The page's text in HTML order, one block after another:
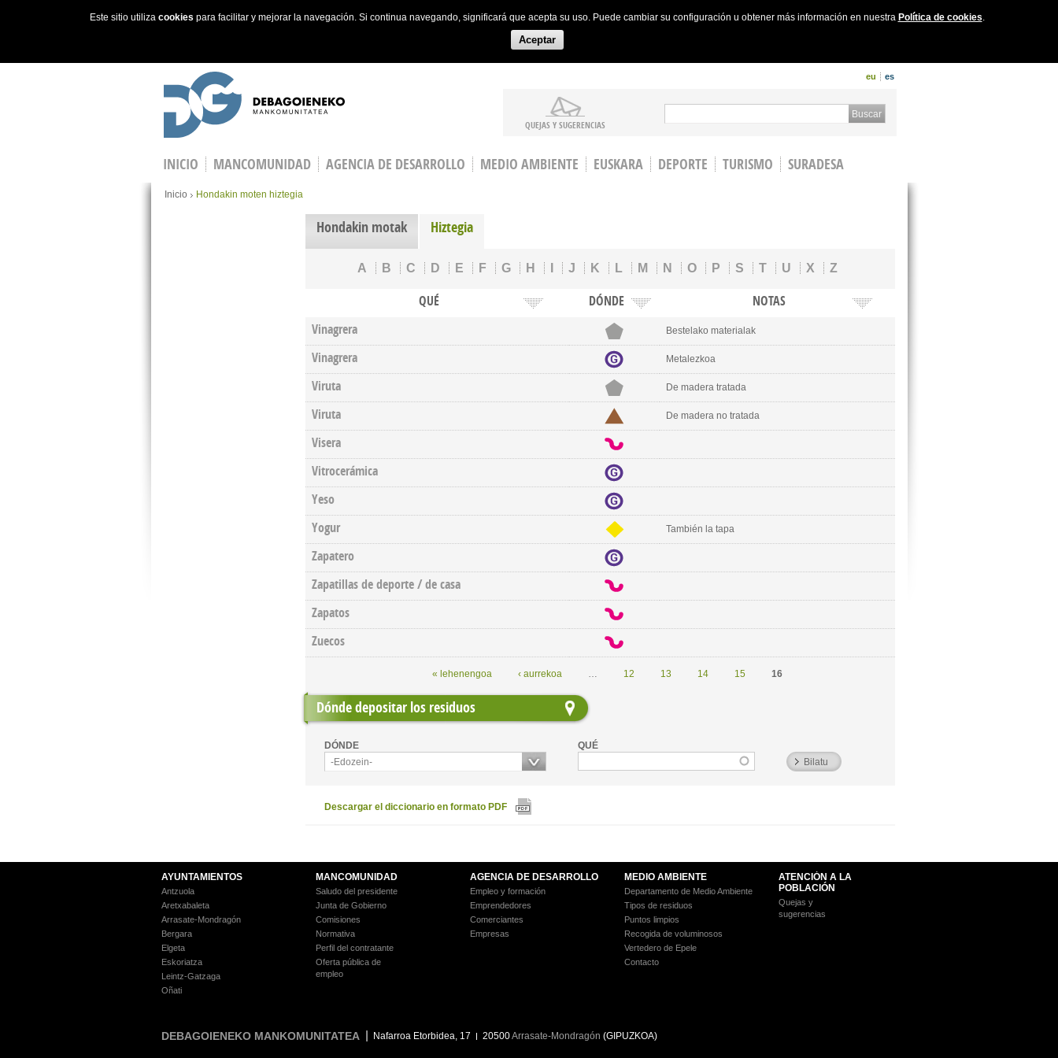
Este sitio utiliza cookies para facilitar y mejorar la navegación. Si continua navegando, significará que acepta su uso. Puede cambiar su configuración u obtener más información en nuestra Política de cookies.
Aceptar
eu es
QUEJAS Y SUGERENCIAS
Search form
INICIO MANCOMUNIDAD AGENCIA DE DESARROLLO MEDIO AMBIENTE EUSKARA DEPORTE TURISMO
SURADESA
You are here
Inicio Hondakin moten hiztegia
Hondakin motak Hiztegia
A B C D E F G H J K L M N O P S T U X Z
QUÉ DÓNDE
NOTAS
Vinagrera
Bestelako materialak
Vinagrera Metalezkoa
Viruta De madera tratada
Viruta De madera no tratada
Visera
Vitrocerámica
Yeso
Yogur
También la tapa
Zapatero
Zapatillas de deporte / de casa
Zapatos
Zuecos
« lehenengoa ‹ aurrekoa … 12 13 14 15 16
Dónde depositar los residuos
DÓNDE
-Edozein-
QUÉ
Descargar el diccionario en formato PDF
AYUNTAMIENTOS
Antzuola
Aretxabaleta
Arrasate-Mondragón
Bergara
Elgeta
Eskoriatza
Leintz-Gatzaga
Oñati
MANCOMUNIDAD
Saludo del presidente
Junta de Gobierno
Comisiones
Normativa
Perfil del contratante
Oferta pública de
empleo
AGENCIA DE DESARROLLO
Empleo y formación
Emprendedores
Comerciantes
Empresas
MEDIO AMBIENTE
Departamento de Medio Ambiente
Tipos de residuos
Puntos limpios
Recogida de voluminosos
Vertedero de Epele
Contacto
ATENCIÓN A LA
POBLACIÓN
Quejas y
sugerencias
DEBAGOIENEKO MANKOMUNITATEA Nafarroa Etorbidea, 17 20500Arrasate-Mondragón (GIPUZKOA)